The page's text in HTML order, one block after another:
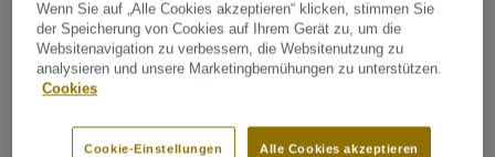
Dichtungsprofil zur Abdeckung eines an der Wand
hochgezogenen Bodenbelags. PVC Dichtungsprofile
werden in der Regel zusammen mit einem Hohlkehlprofil
verwendet und sind zur Verlegung von homogenen und
heterogenen Bodenbelägen geeignet.
Wenn Sie auf „Alle Cookies akzeptieren“ klicken, stimmen Sie
der Speicherung von Cookies auf Ihrem Gerät zu, um die
Websitenavigation zu verbessern, die Websitenutzung zu
analysieren und unsere Marketingbemühungen zu unterstützen.
Cookies
Alle Cookies akzeptieren
Cookie-Einstellungen